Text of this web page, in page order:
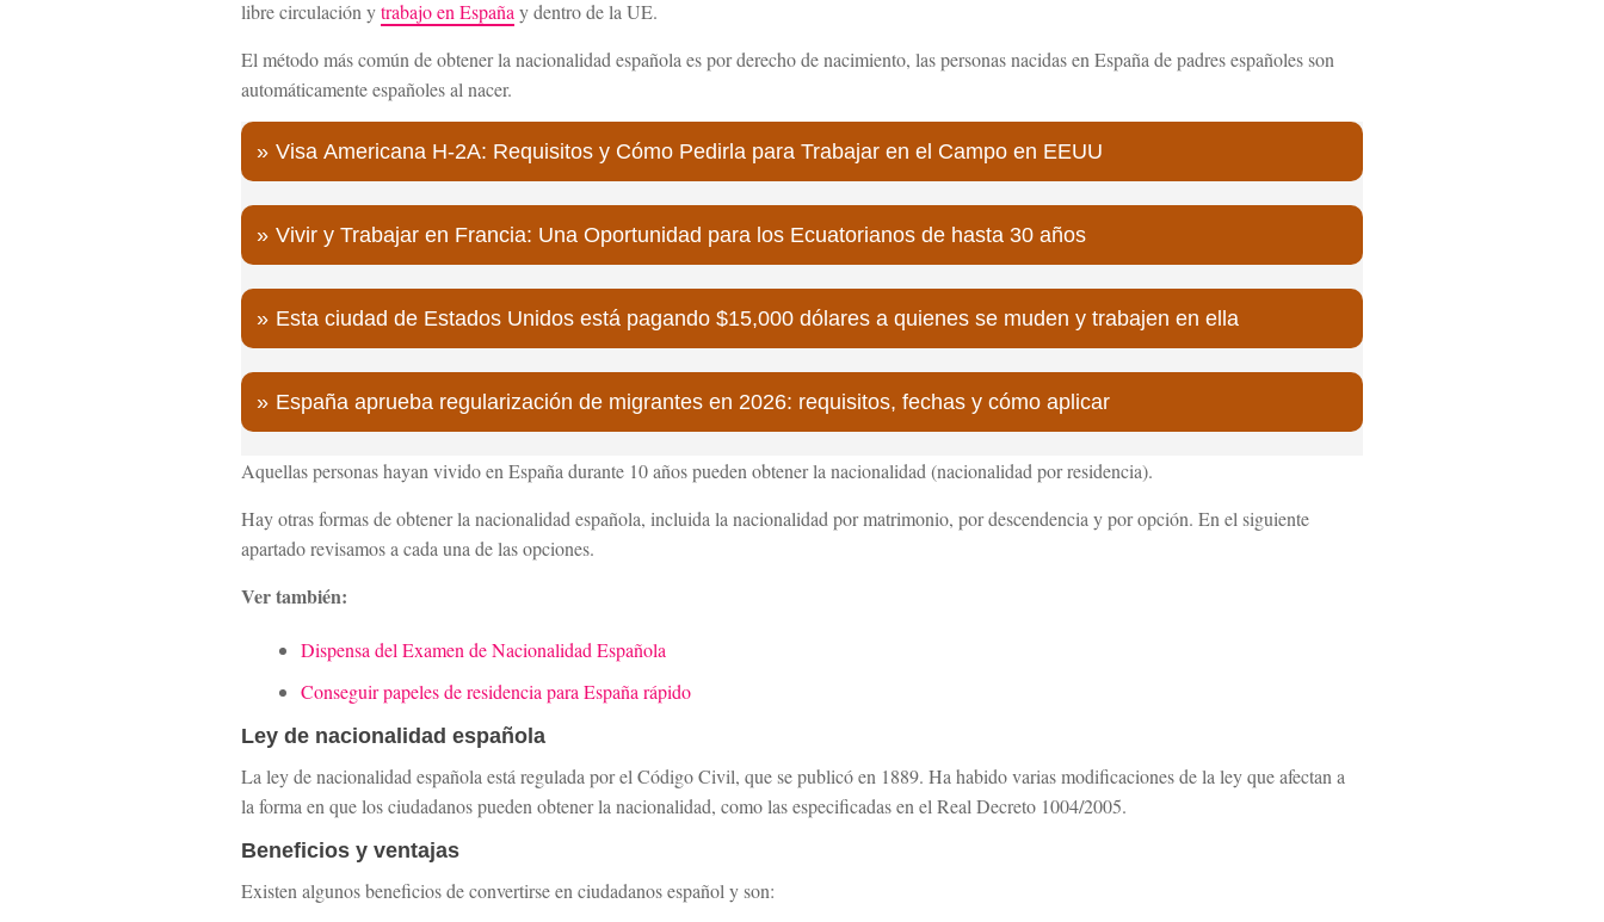
libre circulación ytrabajo en Españay dentro de la UE.
El método más común de obtener la nacionalidad española es por derecho de nacimiento, las personas nacidas en España de padres españoles son
automáticamente españoles al nacer.
Visa Americana H-2A: Requisitos y Cómo Pedirla para Trabajar en el Campo en EEUU
Vivir y Trabajar en Francia: Una Oportunidad para los Ecuatorianos de hasta 30 años
Esta ciudad de Estados Unidos está pagando $15,000 dólares a quienes se muden y trabajen en ella
España aprueba regularización de migrantes en 2026: requisitos, fechas y cómo aplicar
Aquellas personas hayan vivido en España durante 10 años pueden obtener la nacionalidad (nacionalidad por residencia).
Hay otras formas de obtener la nacionalidad española, incluida la nacionalidad por matrimonio, por descendencia y por opción. En el siguiente
apartado revisamos a cada una de las opciones.
Ver también:
Dispensa del Examen de Nacionalidad Española
Conseguir papeles de residencia para España rápido
Ley de nacionalidad española
La ley de nacionalidad española está regulada por el Código Civil, que se publicó en 1889. Ha habido varias modificaciones de la ley que afectan a
la forma en que los ciudadanos pueden obtener la nacionalidad, como las especificadas en el Real Decreto 1004/2005.
Beneficios y ventajas
Existen algunos beneficios de convertirse en ciudadanos español y son: